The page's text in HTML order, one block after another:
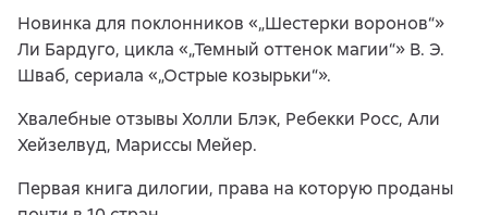
Новинка для поклонников «„Шестерки воронов“»
Ли Бардуго, цикла «„Темный оттенок магии“» В. Э.
Шваб, сериала «„Острые козырьки“».
Хвалебные отзывы Холли Блэк, Ребекки Росс, Али
Хейзелвуд, Мариссы Мейер.
Первая книга дилогии, права на которую проданы